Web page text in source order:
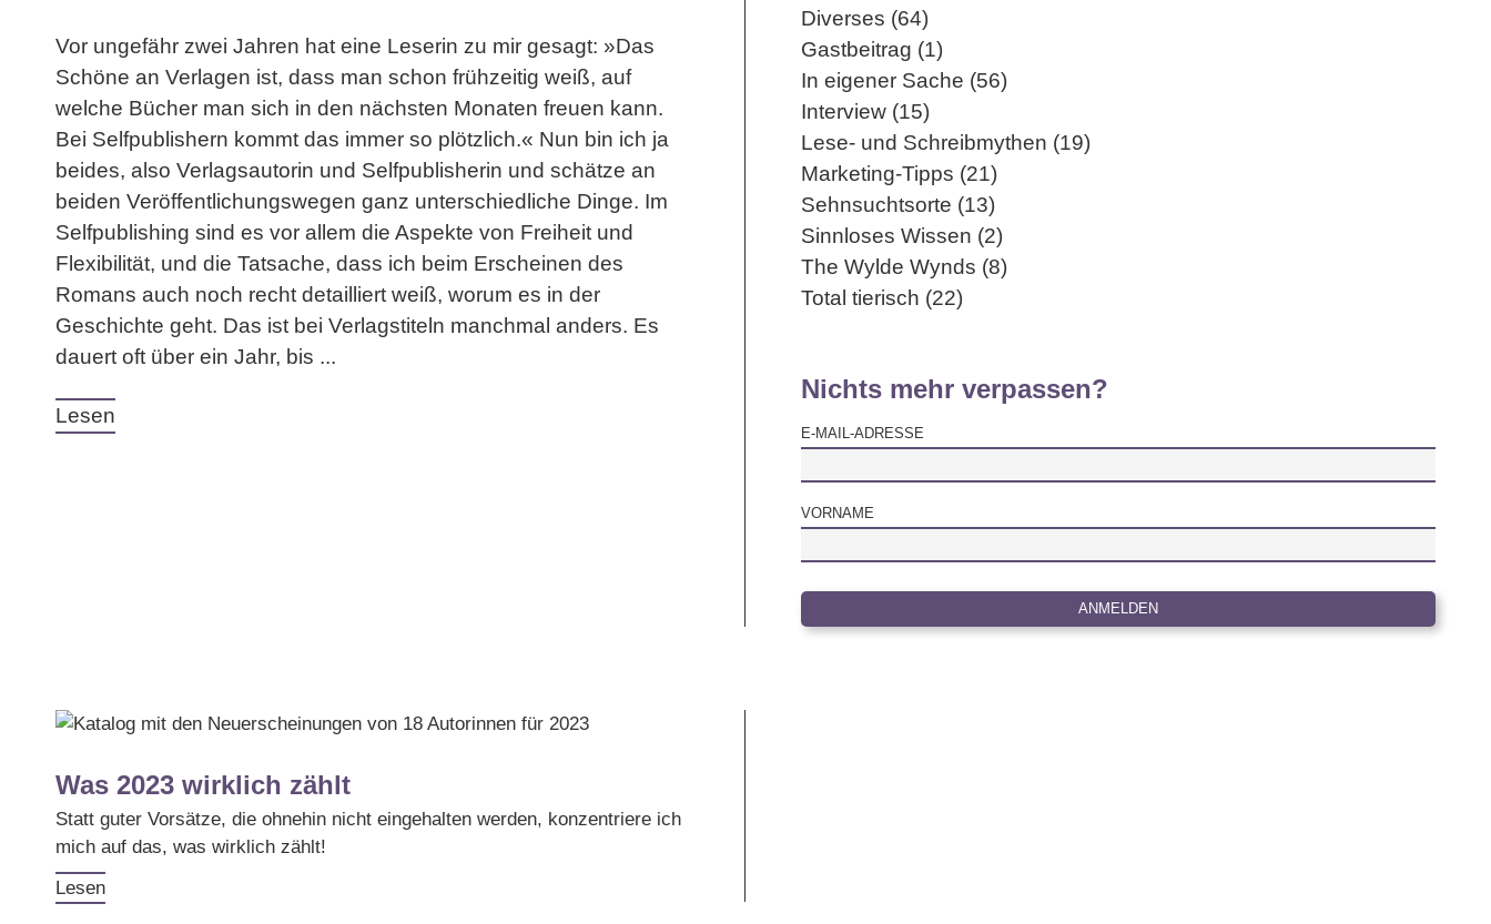
Vor ungefähr zwei Jahren hat eine Leserin zu mir gesagt: »Das
Schöne an Verlagen ist, dass man schon frühzeitig weiß, auf
welche Bücher man sich in den nächsten Monaten freuen kann.
Bei Selfpublishern kommt das immer so plötzlich.« Nun bin ich ja
beides, also Verlagsautorin und Selfpublisherin und schätze an
beiden Veröffentlichungswegen ganz unterschiedliche Dinge. Im
Selfpublishing sind es vor allem die Aspekte von Freiheit und
Flexibilität, und die Tatsache, dass ich beim Erscheinen des
Romans auch noch recht detailliert weiß, worum es in der
Geschichte geht. Das ist bei Verlagstiteln manchmal anders. Es
dauert oft über ein Jahr, bis ...
Lesen
Diverses (64)
Gastbeitrag (1)
In eigener Sache (56)
Interview (15)
Lese- und Schreibmythen (19)
Marketing-Tipps (21)
Sehnsuchtsorte (13)
Sinnloses Wissen (2)
The Wylde Wynds (8)
Total tierisch (22)
Nichts mehr verpassen?
E-MAIL-ADRESSE
VORNAME
Was 2023 wirklich zählt
Statt guter Vorsätze, die ohnehin nicht eingehalten werden, konzentriere ich
mich auf das, was wirklich zählt!
Lesen